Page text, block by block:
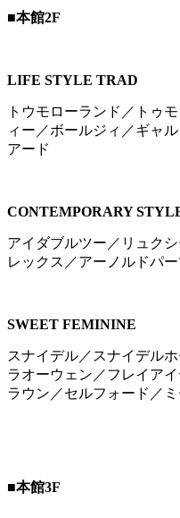
■本館2F
LIFE STYLE TRAD
トウモローランド／トゥ
ィー／ボールジィ／ギャ
アード
CONTEMPORARY
アイダブルツー／リュク
レックス／アーノルドパ
SWEET FEMININE
スナイデル／スナイデル
ラオーウェン／フレイア
ラウン／セルフォード／
■本館3F